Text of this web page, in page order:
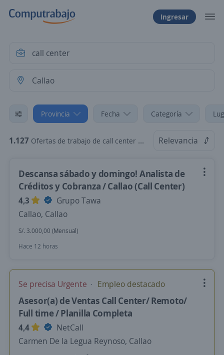
Ingresar
Provincia Fecha Categoría
1.127 Ofertas de trabajo de call center en Callao Relevancia
Descansa sábado y domingo! Analista de
Créditos y Cobranza / Callao (Call Center)
4,3
Grupo Tawa
Callao, Callao
S/. 3.000,00 (Mensual)
Hace 12 horas
Se precisa Urgente Empleo destacado
Asesor(a) de Ventas Call Center/ Remoto/
Full time / Planilla Completa
4,4
NetCall
Carmen De la Legua Reynoso, Callao